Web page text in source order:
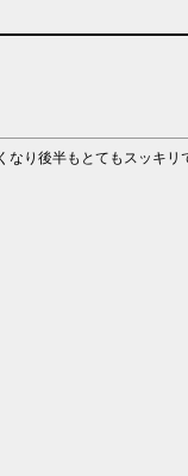
り後半もとてもスッキリ